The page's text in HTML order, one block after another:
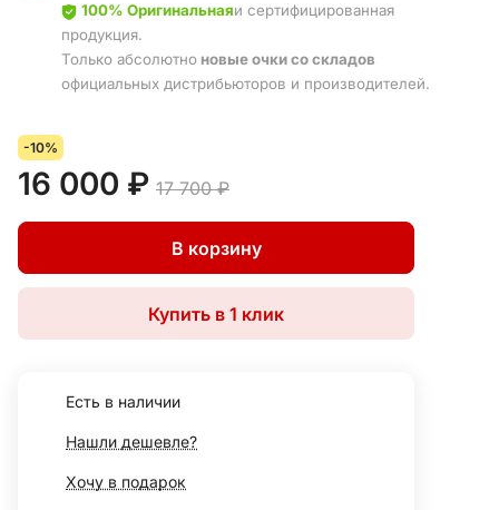
100% Оригинальнаяи сертифицированная
продукция.
Только абсолютно новые очки со складов
официальных дистрибьюторов и производителей.
-10%
16 000 ₽ 17 700 ₽
В корзину
Купить в 1 клик
Есть в наличии
Нашли дешевле?
Хочу в подарок